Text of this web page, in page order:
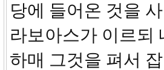
당에 들어온 것을
라보아스가 이르되
하매 그것을 펴서